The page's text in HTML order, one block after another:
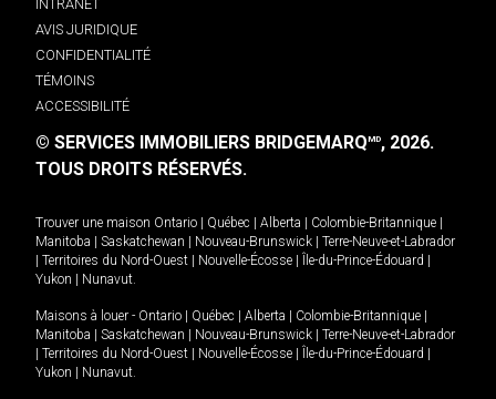
INTRANET
AVIS JURIDIQUE
CONFIDENTIALITÉ
TÉMOINS
ACCESSIBILITÉ
© SERVICES IMMOBILIERS BRIDGEMARQMD, 2026.
TOUS DROITS RÉSERVÉS.
Trouver une maison Ontario Québec Alberta Colombie-Britannique
Manitoba
Saskatchewan Nouveau-Brunswick
Terre-Neuve-et-Labrador
Territoires du Nord-Ouest Nouvelle-Écosse Île-du-Prince-Édouard
Yukon
Nunavut.
Maisons à louer - Ontario Québec Alberta Colombie-Britannique
Manitoba
Saskatchewan Nouveau-Brunswick
Terre-Neuve-et-Labrador
Territoires du Nord-Ouest Nouvelle-Écosse Île-du-Prince-Édouard
Yukon
Nunavut.